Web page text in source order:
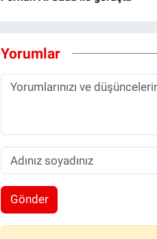
Yorumlar
Gönder